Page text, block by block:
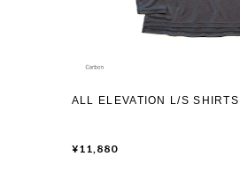
ALL ELEVATION L/S SHIRTS
¥11,880